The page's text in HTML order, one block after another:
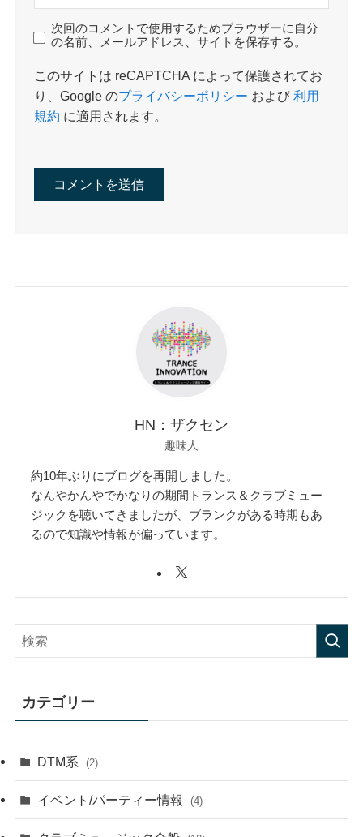
次回のコメントで使用するためブラウザーに自分
の名前、メールアドレス、サイトを保存する。
このサイトは reCAPTCHA によって保護されてお
り、Google のプライバシーポリシー および利用
規約 に適用されます。
HN：ザクセン
趣味人
約10年ぶりにブログを再開しました。
なんやかんやでかなりの期間トランス＆クラブミュー
ジックを聴いてきましたが、ブランクがある時期もあ
るので知識や情報が偏っています。
カテゴリー
DTM系 (2)
イベント/パーティー情報 (4)